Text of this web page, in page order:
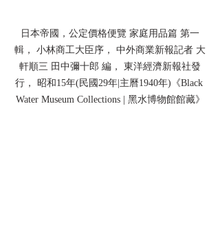
日本帝國，公定價格便覽 家庭用品篇 第一
輯， 小林商工大臣序， 中外商業新報記者 大
軒順三 田中彌十郎 編， 東洋經濟新報社發
行， 昭和15年(民國29年|主曆1940年)《Black
Water Museum Collections | 黑水博物館館藏》